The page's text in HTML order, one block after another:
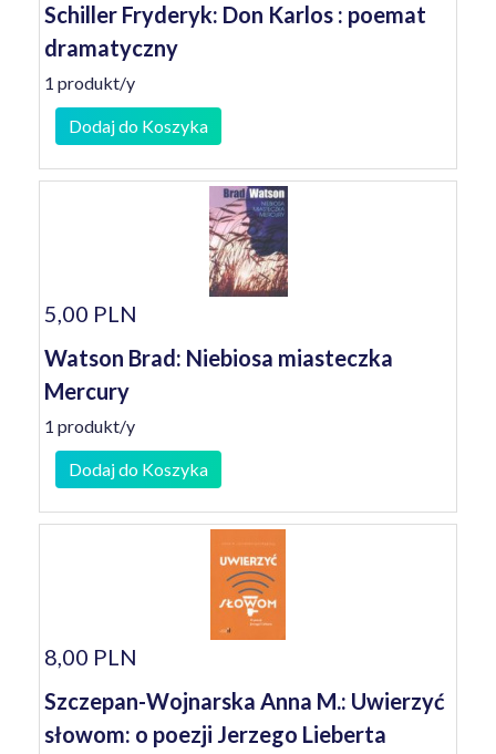
Schiller Fryderyk: Don Karlos : poemat
dramatyczny
1 produkt/y
Dodaj do Koszyka
5,00 PLN
Watson Brad: Niebiosa miasteczka
Mercury
1 produkt/y
Dodaj do Koszyka
8,00 PLN
Szczepan-Wojnarska Anna M.: Uwierzyć
słowom: o poezji Jerzego Lieberta